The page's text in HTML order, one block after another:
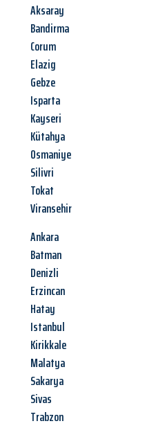
Aksaray
Bandirma
Corum
Elazig
Gebze
Isparta
Kayseri
Kütahya
Osmaniye
Silivri
Tokat
Viransehir
Ankara
Batman
Denizli
Erzincan
Hatay
Istanbul
Kirikkale
Malatya
Sakarya
Sivas
Trabzon